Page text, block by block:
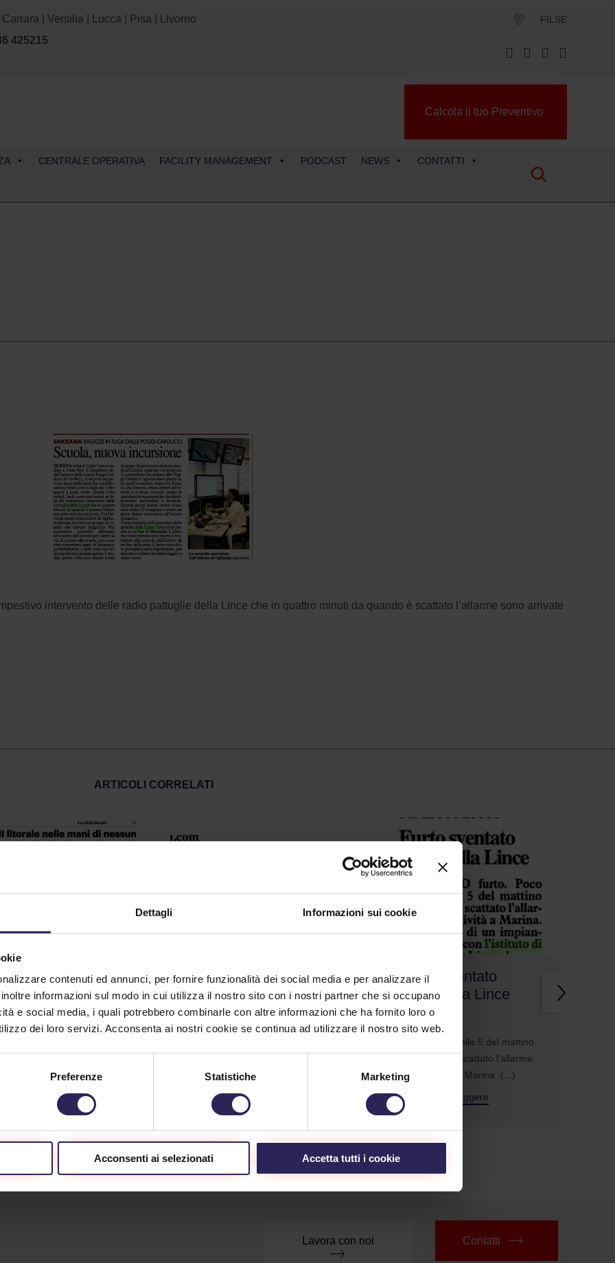
Dettagli Informazioni sui cookie
contenuti ed annunci, per fornire funzionalità dei social media e per analizzare il
informazioni sul modo in cui utilizza il nostro sito con i nostri partner che si occupano
e social media, i quali potrebbero combinarle con altre informazioni che ha fornito loro o
dei loro servizi. Acconsenta ai nostri cookie se continua ad utilizzare il nostro sito web.
Preferenze Statistiche Marketing
Acconsenti ai selezionati Accetta tutti i cookie
| Versilia | Lucca | Pisa | Livorno
425215
FILSE
Calcola il tuo Preventivo
CENTRALE OPERATIVA FACILITY MANAGEMENT PODCAST NEWS CONTATTI

intervento delle radio pattuglie della Lince che in quattro minuti da quando è scattato l’allarme sono arrivate
ARTICOLI CORRELATI
il litorale
mani di
è scattato l'allarme
a Marina .(...)
a Leggere
La Lince interviene
prima che i
malintenzionati
arraffino qualcosa
10/22/2019
Poco prima delle 5 del mattino
di venerdì, è scattato l'allarme
di un'attività a Marina .(...)
Continua a Leggere
Furto sventato
grazie alla Lince
09/15/2019
Poco prima delle 5 del mattino
di venerdì, è scattato l'allarme
di un'attività a Marina .(...)
Continua a Leggere
Lavora con noi Contatti